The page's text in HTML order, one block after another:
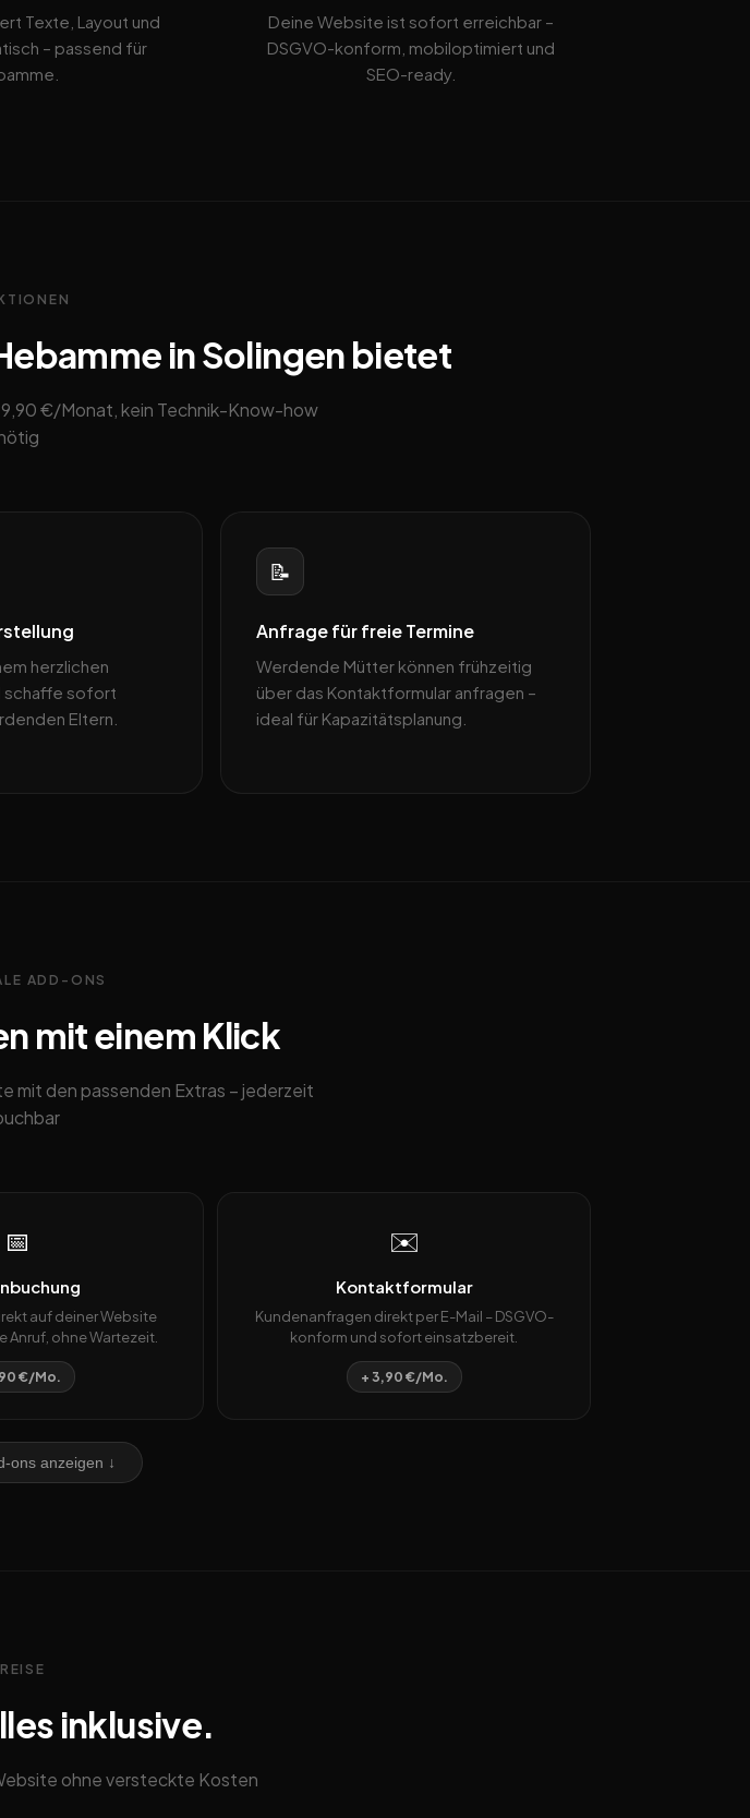
Texte, Layout und
– passend für
Deine Website ist sofort erreichbar –
DSGVO-konform, mobiloptimiert und
SEO-ready.
in Solingen bietet
€/Monat, kein Technik-Know-how
herzlichen
schaffe sofort
Eltern.
📝
Anfrage für freie Termine
Werdende Mütter können frühzeitig
über das Kontaktformular anfragen –
ideal für Kapazitätsplanung.
ADD-ONS
mit einem Klick
mit den passenden Extras – jederzeit
📅
auf deiner Website
Anruf, ohne Wartezeit.
€/Mo.
✉️
Kontaktformular
Kundenanfragen direkt per E-Mail – DSGVO-
konform und sofort einsatzbereit.
+ 3,90 €/Mo.
ons anzeigen ↓
inklusive.
ohne versteckte Kosten